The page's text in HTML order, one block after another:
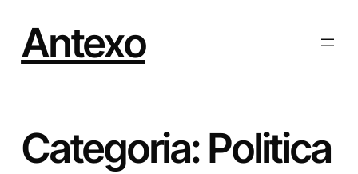
contenuto
Antexo
Categoria:Politica